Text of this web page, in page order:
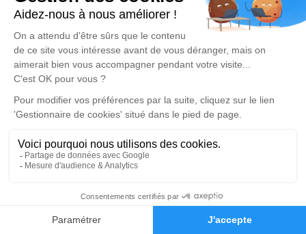
Faire-part Hommages
Un service de plantation d’arbre hommage estdisponible
jeudi 13 février 2025 à 15h00
Eglise Saint-Maurille de Bouille Menard
7 rue de la Mairie